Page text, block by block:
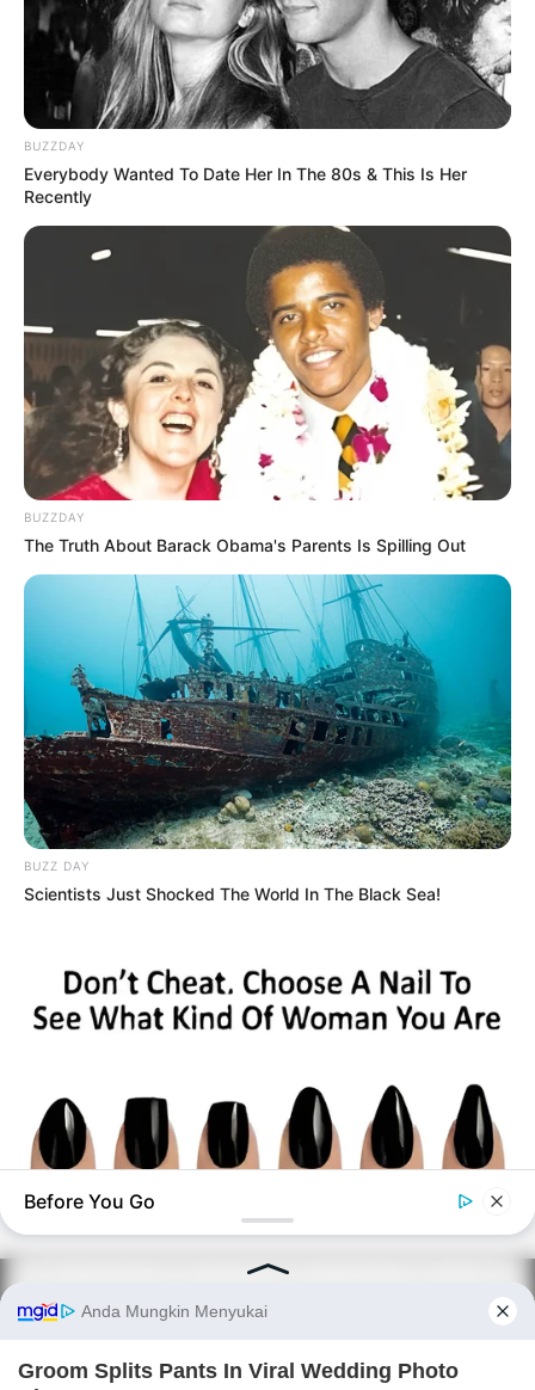
8 Kata Lucu Seputar Malam
Minggu ala Jomblo yang Bikin
Ngenes
10 Desain Kanopi Tempat
Tidur, Serasa Beristirahat di
Kamar Raja
Tampil Lebih Modern, 7 Potret
Hasil Renovasi Rumah Berusia
90 Tahun
DISCLAIMER
BUZZDAY
Everybody Wanted To Date Her In The 80s & This Is Her
Recently
BUZZDAY
The Truth About Barack Obama's Parents Is Spilling Out
BUZZ DAY
Scientists Just Shocked The World In The Black Sea!
BUZZ DAY
Pick A Ring And Nail Shape To Reveal Your Darkest Secrets!
Before You Go